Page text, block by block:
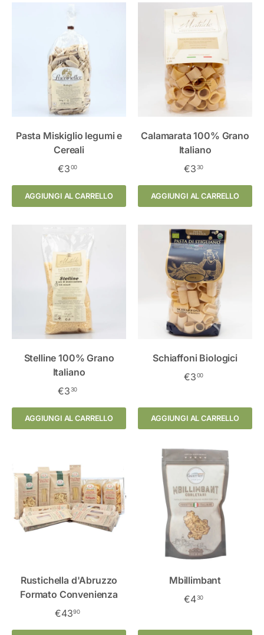
Pasta Miskiglio legumi e
Cereali
€300
AGGIUNGI AL CARRELLO
Calamarata 100% Grano
Italiano
€330
AGGIUNGI AL CARRELLO
Stelline 100% Grano
Italiano
€330
AGGIUNGI AL CARRELLO
Schiaffoni Biologici
€300
AGGIUNGI AL CARRELLO
Rustichella d'Abruzzo
Formato Convenienza
€4390
Mbillimbant
€430